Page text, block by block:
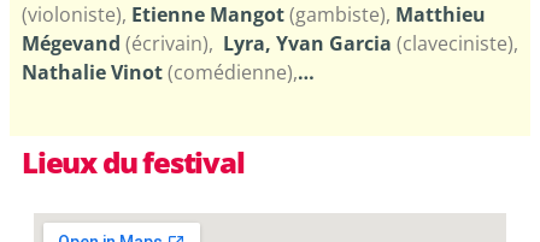
(violoniste), Etienne Mangot(gambiste), Matthieu
Mégevand (écrivain), Lyra, Yvan Garcia (claveciniste),
Nathalie Vinot(comédienne),…
Lieux du festival